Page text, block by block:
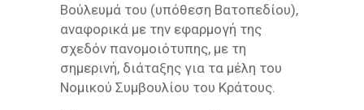
Βούλευμά του (υπόθεση Βατοπεδίου),
αναφορικά με την εφαρμογή της
σχεδόν πανομοιότυπης, με τη
σημερινή, διάταξης για τα μέλη του
Νομικού Συμβουλίου του Κράτους.